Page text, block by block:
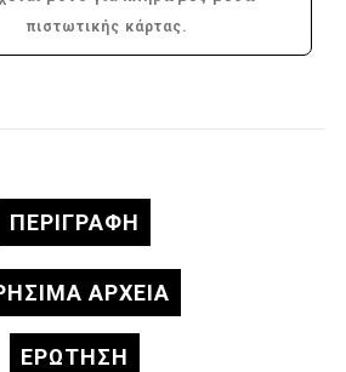
πιστωτικής κάρτας.
ΠΕΡΙΓΡΑΦΉ
ΑΡΧΕΙΑ
ΕΡΏΤΗΣΗ